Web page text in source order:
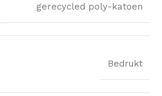
gerecycled poly-katoen
Bedrukt